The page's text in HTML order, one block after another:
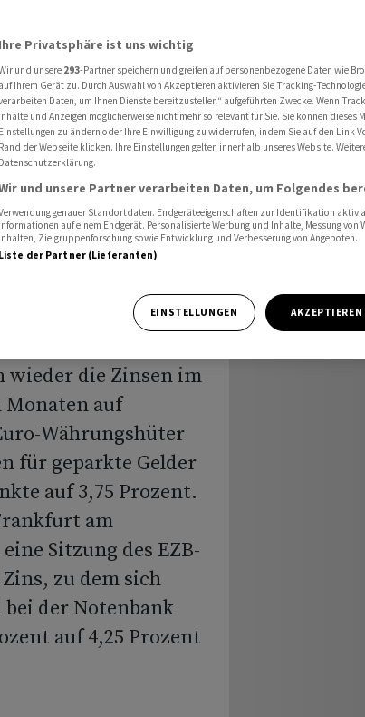
Zinsen
senkt
senkt nach
wieder die Zinsen im
Monaten auf
Währungshüter
für geparkte Gelder
auf 3,75 Prozent.
am
Sitzung des EZB-
zu dem sich
der Notenbank
auf 4,25 Prozent
Ihre Privatsphäre ist uns wichtig
und unsere 293-Partner speichern und greifen auf personenbezogene Daten wie
auf Ihrem Gerät zu. Durch Auswahl von Akzeptieren aktivieren Sie Tracking-
Daten, um Ihnen Dienste bereitzustellen“ aufgeführten Zwecke. Wenn
Inhalte und Anzeigen möglicherweise nicht mehr so relevant für Sie. Sie können dieses
Einstellungen zu ändern oder Ihre Einwilligung zu widerrufen, indem Sie auf den Link
Rand der Webseite klicken. Ihre Einstellungen gelten innerhalb unseres Website.
Datenschutzerklärung.
und unsere Partner verarbeiten Daten, um Folgendes
genauer Standortdaten. Endgeräteeigenschaften zur Identifikation aktiv
Informationen auf einem Endgerät. Personalisierte Werbung und Inhalte, Messung von
Inhalten, Zielgruppenforschung sowie Entwicklung und Verbesserung von Angeboten.
Liste der Partner (Lieferanten)
EINSTELLUNGEN AKZEPTIEREN